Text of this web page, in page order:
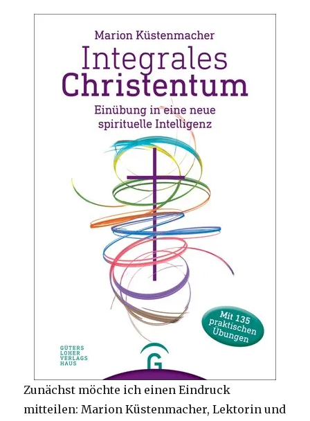
Zunächst möchte ich einen Eindruck
mitteilen: Marion Küstenmacher, Lektorin und